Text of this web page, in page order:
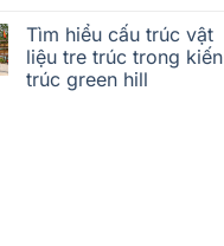
Tìm hiểu cấu trúc vật
liệu tre trúc trong kiến
trúc green hill